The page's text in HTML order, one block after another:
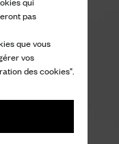
pas
que vous
vos
des cookies".